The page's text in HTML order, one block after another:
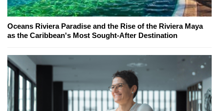
Oceans Riviera Paradise and the Rise of the Riviera Maya
as the Caribbean's Most Sought-After Destination